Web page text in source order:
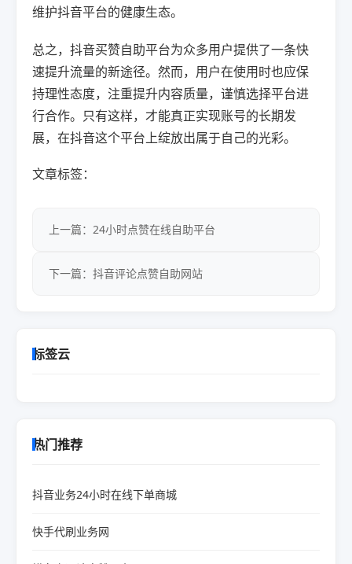
维护抖音平台的健康生态。
总之，抖音买赞自助平台为众多用户提供了一条快
速提升流量的新途径。然而，用户在使用时也应保
持理性态度，注重提升内容质量，谨慎选择平台进
行合作。只有这样，才能真正实现账号的长期发
展，在抖音这个平台上绽放出属于自己的光彩。
文章标签：
上一篇：24小时点赞在线自助平台
下一篇：抖音评论点赞自助网站
标签云
热门推荐
抖音业务24小时在线下单商城
快手代刷业务网